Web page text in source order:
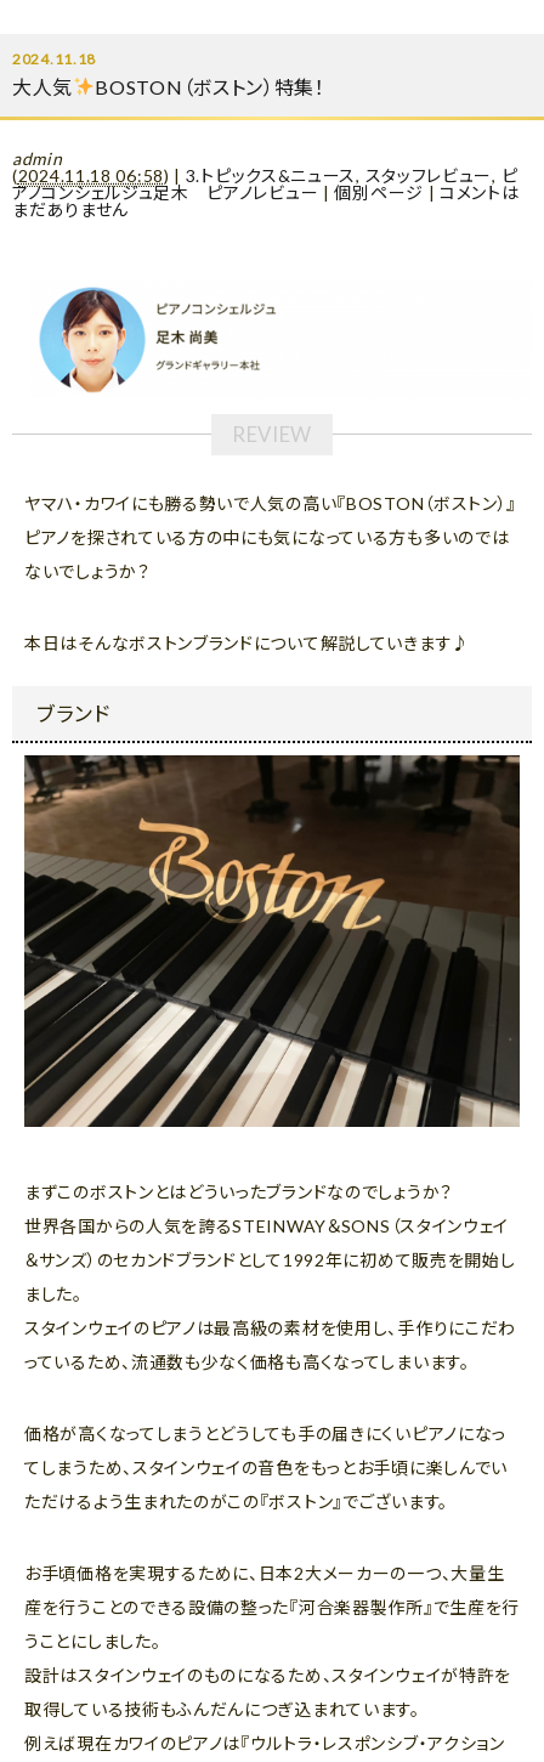
2024.11.18
大人気 BOSTON（ボストン）特集！
admin
(2024.11.18 06:58) | 3.トピックス&ニュース, スタッフレビュー, ピ
アノコンシェルジュ足木 ピアノレビュー |個別ページ |コメントは
まだありません
ヤマハ・カワイにも勝る勢いで人気の高い『BOSTON（ボストン）』
ピアノを探されている方の中にも気になっている方も多いのでは
ないでしょうか？
本日はそんなボストンブランドについて解説していきます♪
ブランド
まずこのボストンとはどういったブランドなのでしょうか？
世界各国からの人気を誇るSTEINWAY＆SONS（スタインウェイ
＆サンズ）のセカンドブランドとして1992年に初めて販売を開始し
ました。
スタインウェイのピアノは最高級の素材を使用し、手作りにこだわ
っているため、流通数も少なく価格も高くなってしまいます。
価格が高くなってしまうとどうしても手の届きにくいピアノになっ
てしまうため、スタインウェイの音色をもっとお手頃に楽しんでい
ただけるよう生まれたのがこの『ボストン』でございます。
お手頃価格を実現するために、日本2大メーカーの一つ、大量生
産を行うことのできる設備の整った『河合楽器製作所』で生産を行
うことにしました。
設計はスタインウェイのものになるため、スタインウェイが特許を
取得している技術もふんだんにつぎ込まれています。
例えば現在カワイのピアノは『ウルトラ・レスポンシブ・アクション